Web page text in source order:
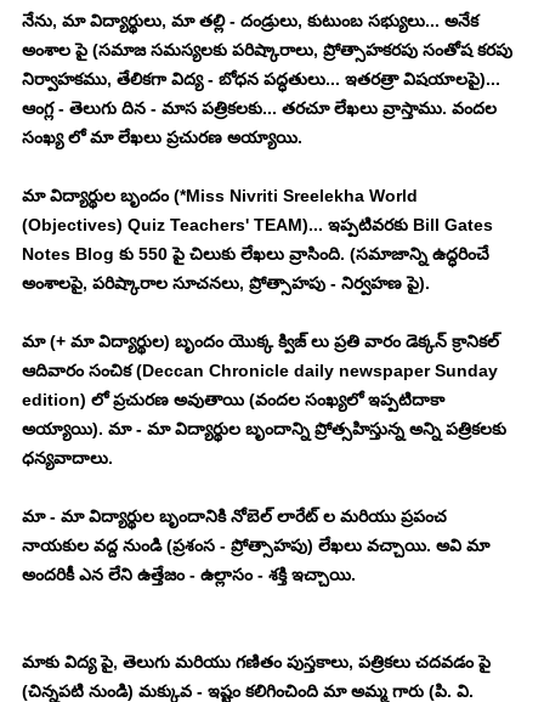
నేను, మా విద్యార్థులు, మా తల్లి - దండ్రులు, కుటుంబ సభ్యులు... అనేక
అంశాల పై (సమాజ సమస్యలకు పరిష్కారాలు, ప్రోత్సాహకరపు సంతోష కరపు
నిర్వాహకము, తేలికగా విద్య - బోధన పద్ధతులు... ఇతరత్రా విషయాలపై)...
ఆంగ్ల - తెలుగు దిన - మాస పత్రికలకు... తరచూ లేఖలు వ్రాస్తాము. వందల
సంఖ్య లో మా లేఖలు ప్రచురణ అయ్యాయి.
మా విద్యార్థుల బృందం (*Miss Nivriti Sreelekha World
(Objectives) Quiz Teachers' TEAM)... ఇప్పటివరకు Bill Gates
Notes Blog కు 550 పై చిలుకు లేఖలు వ్రాసింది. (సమాజాన్ని ఉద్ధరించే
అంశాలపై, పరిష్కారాల సూచనలు, ప్రోత్సాహపు - నిర్వహణ పై).
మా (+ మా విద్యార్థుల) బృందం యొక్క క్విజ్ లు ప్రతి వారం డెక్కన్ క్రానికల్
ఆదివారం సంచిక (Deccan Chronicle daily newspaper Sunday
edition) లో ప్రచురణ అవుతాయి (వందల సంఖ్యలో ఇప్పటిదాకా
అయ్యాయి). మా - మా విద్యార్థుల బృందాన్ని ప్రోత్సహిస్తున్న అన్ని పత్రికలకు
ధన్యవాదాలు.
మా - మా విద్యార్థుల బృందానికి నోబెల్ లారేట్ ల మరియు ప్రపంచ
నాయకుల వద్ద నుండి (ప్రశంస - ప్రోత్సాహపు) లేఖలు వచ్చాయి. అవి మా
అందరికీ ఎన లేని ఉత్తేజం - ఉల్లాసం - శక్తి ఇచ్చాయి.
మాకు విద్య పై, తెలుగు మరియు గణితం పుస్తకాలు, పత్రికలు చదవడం పై
(చిన్నపటి నుండి) మక్కువ - ఇష్టం కలిగించింది మా అమ్మ గారు (పి. వి.